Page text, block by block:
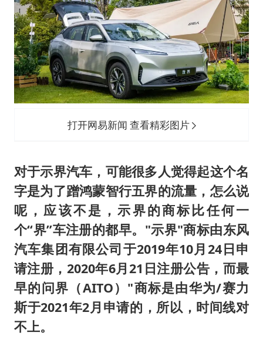
打开网易新闻 查看精彩图片
对于示界汽车，可能很多人觉得起这个名
字是为了蹭鸿蒙智行五界的流量，怎么说
呢，应该不是，示界的商标比任何一
个“界”车注册的都早。"示界"商标由东风
汽车集团有限公司于2019年10月24日申
请注册，2020年6月21日注册公告，而最
早的问界（AITO）"商标是由华为/赛力
斯于2021年2月申请的，所以，时间线对
不上。